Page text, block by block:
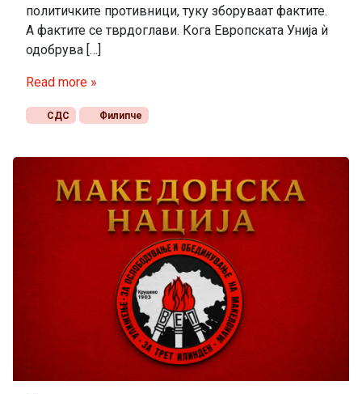
политичките противници, туку зборуваат фактите.
А фактите се тврдоглави. Кога Европската Унија ѝ
одобрува […]
Read more »
СДС Филипче